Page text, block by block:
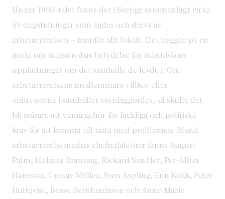
Under 1900-talet fanns det i Sverige sammanlagt cirka
69 dagstidningar som ägdes och drevs av
arbetarrörelsen – framför allt lokalt. Det byggde på en
insikt om massmedias betydelse för människors
uppfattningar om det samhälle de levde i. Om
arbetarrörelsens medlemmars villkor eller
orättvisorna i samhället osynliggjordes, så skulle det
bli svårare att vinna gehör för fackliga och politiska
krav för att komma till rätta med problemen. Bland
arbetarrörelsemedias chefredaktörer fanns August
Palm, Hjalmar Branting, Rickard Sandler, Per-Albin
Hansson, Gustav Möller, Sven Aspling, Enn Kokk, Peter
Hultqvist, Bosse Bernhardsson och Anne-Marie